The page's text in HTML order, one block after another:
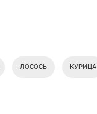
ЛОСОСЬ КУРИЦА